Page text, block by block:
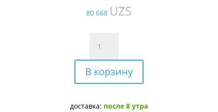
80 668 UZS
товара
Фолиевая
к-
та
месяцев
В корзину
доставка: после 8 утра